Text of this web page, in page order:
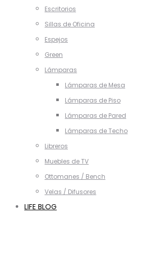
Escritorios
Sillas de Oficina
Espejos
Green
Lámparas
Lámparas de Mesa
Lámparas de Piso
Lámparas de Pared
Lámparas de Techo
Libreros
Muebles de TV
Ottomanes / Bench
Velas / Difusores
LIFE BLOG